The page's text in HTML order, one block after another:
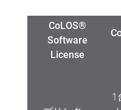
CoLOS®
Software
License
1